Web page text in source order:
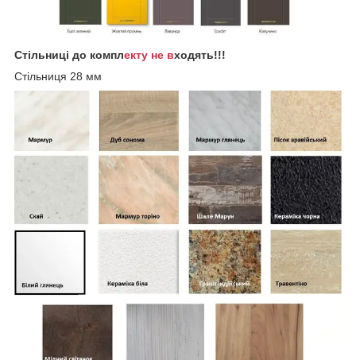
Стільниці до комплекту не входять!!!
Стільниця 28 мм